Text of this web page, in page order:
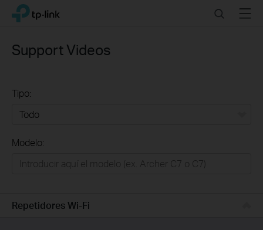
Click
navigation
TP-Link, Reliably Smart SearchMenu
Support Videos
Tipo:
Empresas
Modelo:
Repetidores Wi-Fi